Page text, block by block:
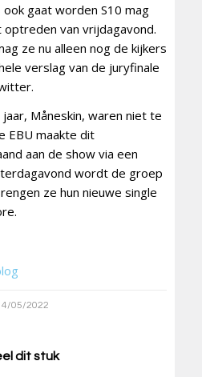
gaat worden S10 mag
van vrijdagavond.
ze nu alleen nog de kijkers
verslag van de juryfinale
Måneskin, waren niet te
EBU maakte dit
aan de show via een
wordt de groep
ze hun nieuwe single
05/2022
dit stuk